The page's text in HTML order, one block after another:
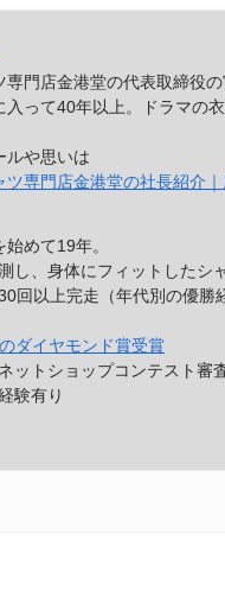
専門店金港堂の代表取締役
入って40年以上。ドラマの
ルや思いは
ツ専門店金港堂の社長紹介
始めて19年。
し、身体にフィットしたシ
回以上完走（年代別の優勝
ダイヤモンド賞受賞
ットショップコンテスト審
験有り